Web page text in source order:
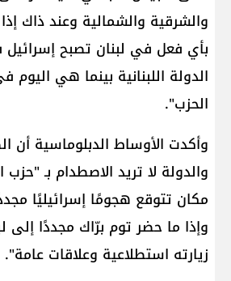
والشرقية والشمالية وعند ذاك
بأي فعل في لبنان تصبح
الدولة اللبنانية بينما هي
الحزب".
وأكدت الأوساط الدبلوماسية أن
والدولة لا تريد الاصطدام بـ
مكان تتوقع هجومًا إسرائيليًا
وإذا ما حضر توم برّاك مجددًا إلى
زيارته استطلاعية وعلاقات عامة".